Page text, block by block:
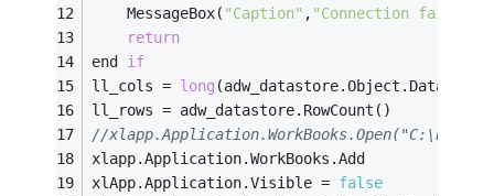
	MessageBox(
"Caption" , "Connection failed!"
return
end if
ll_cols = long
ll_rows = adw_datastore.RowCount()
//
xlapp.Application.WorkBooks.Add
xlApp.Application.Visible = false